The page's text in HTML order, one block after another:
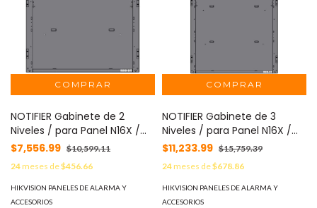
NOTIFIER Gabinete de 2
Niveles / para Panel N16X /
Serie INSPIRE de NOTIFIER /
Color Negro MOD: SBB-B5
$7,556.99 $10,599.11
24meses de$456.66
HIKVISION PANELES DE ALARMA Y
ACCESORIOS
NOTIFIER Gabinete de 3
Niveles / para Panel N16X /
Serie INSPIRE de NOTIFIER /
Color Negro MOD: SBB-C5
$11,233.99 $15,759.39
24meses de$678.86
HIKVISION PANELES DE ALARMA Y
ACCESORIOS